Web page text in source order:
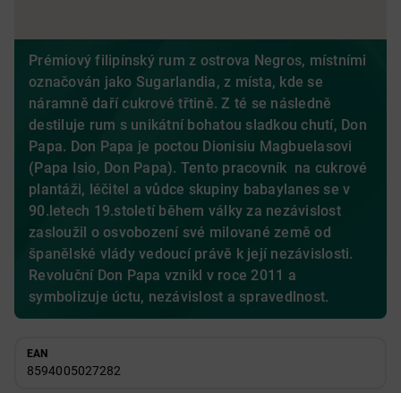
Prémiový filipínský rum z ostrova Negros, místními
označován jako Sugarlandia, z místa, kde se
náramně daří cukrové třtině. Z té se následně
destiluje rum s unikátní bohatou sladkou chutí, Don
Papa. Don Papa je poctou Dionisiu Magbuelasovi
(Papa Isio, Don Papa). Tento pracovník na cukrové
plantáži, léčitel a vůdce skupiny babaylanes se v
90.letech 19.století během války za nezávislost
zasloužil o osvobození své milované země od
španělské vlády vedoucí právě k její nezávislosti.
Revoluční Don Papa vznikl v roce 2011 a
symbolizuje úctu, nezávislost a spravedlnost.
EAN
8594005027282